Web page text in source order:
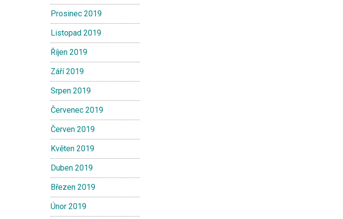
Prosinec 2019
Listopad 2019
Říjen 2019
Září 2019
Srpen 2019
Červenec 2019
Červen 2019
Květen 2019
Duben 2019
Březen 2019
Únor 2019